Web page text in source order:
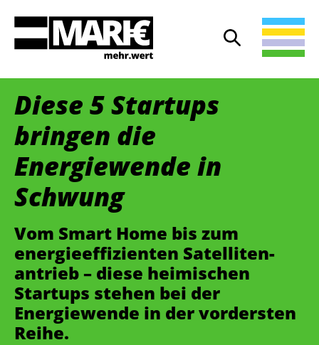
Suche öffnen
Suche
Diese 5 Startups
bringen die
Energiewende in
Schwung
Vom Smart Home bis zum
energie­effizienten Satelliten­
antrieb – diese heimischen
Startups stehen bei der
Energiewende in der vordersten
Reihe.